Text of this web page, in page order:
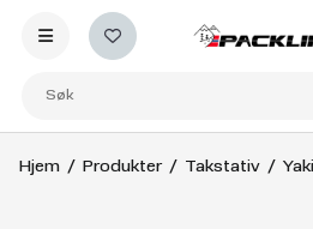
Hjem Produkter Takstativ